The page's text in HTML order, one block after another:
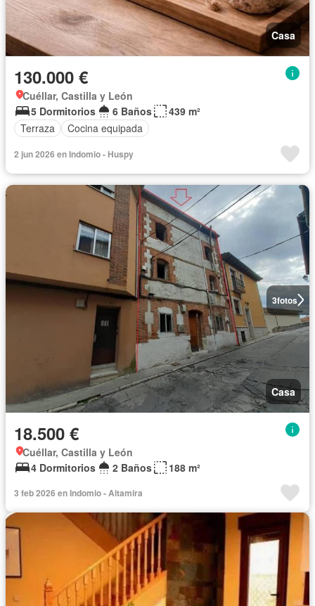
Casa
130.000 €
Cuéllar, Castilla y León
5 Dormitorios
6 Baños
439 m²
Terraza
Cocina equipada
2 jun 2026 en Indomio - Huspy
3fotos
Casa
18.500 €
Cuéllar, Castilla y León
4 Dormitorios
2 Baños 188 m²
3 feb 2026 en Indomio - Altamira